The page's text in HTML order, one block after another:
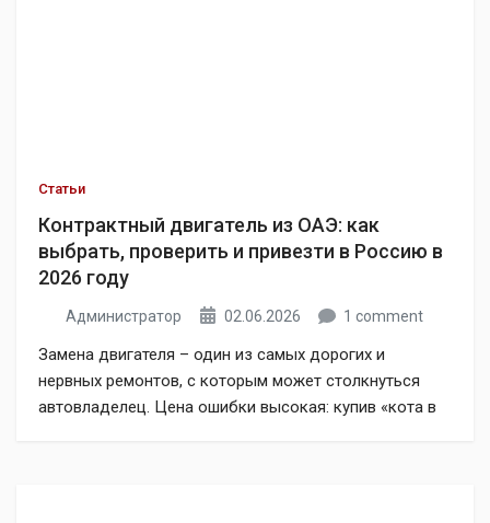
Статьи
Контрактный двигатель из ОАЭ: как
выбрать, проверить и привезти в Россию в
2026 году
Администратор 02.06.2026 1 comment
Замена двигателя – один из самых дорогих и
нервных ремонтов, с которым может столкнуться
автовладелец. Цена ошибки высокая: купив «кота в